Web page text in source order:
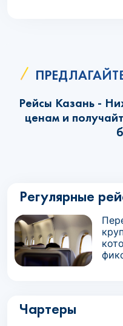
Рейсы Казань -
ценам и
Регулярные
Чартеры